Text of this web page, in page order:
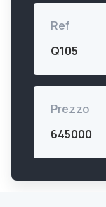
Ref
Q105
Prezzo
645000